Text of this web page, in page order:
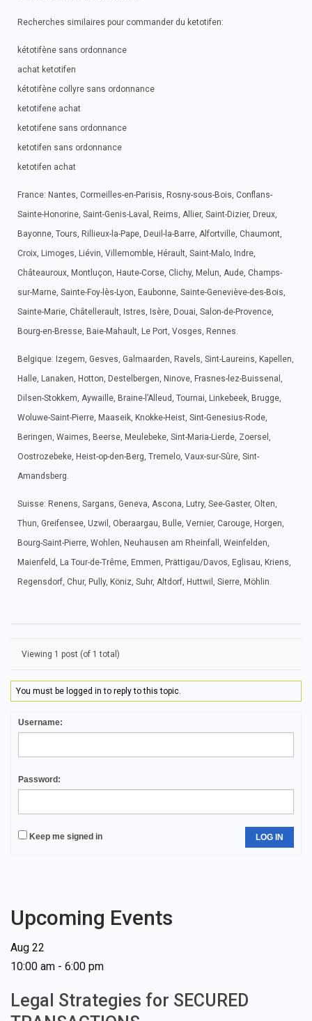
Recherches similaires pour commander du ketotifen:
kétotifène sans ordonnance
achat ketotifen
kétotifène collyre sans ordonnance
ketotifene achat
ketotifene sans ordonnance
ketotifen sans ordonnance
ketotifen achat
France: Nantes, Cormeilles-en-Parisis, Rosny-sous-Bois, Conflans-
Sainte-Honorine, Saint-Genis-Laval, Reims, Allier, Saint-Dizier, Dreux,
Bayonne, Tours, Rillieux-la-Pape, Deuil-la-Barre, Alfortville, Chaumont,
Croix, Limoges, Liévin, Villemomble, Hérault, Saint-Malo, Indre,
Châteauroux, Montluçon, Haute-Corse, Clichy, Melun, Aude, Champs-
sur-Marne, Sainte-Foy-lès-Lyon, Eaubonne, Sainte-Geneviève-des-Bois,
Sainte-Marie, Châtellerault, Istres, Isère, Douai, Salon-de-Provence,
Bourg-en-Bresse, Baie-Mahault, Le Port, Vosges, Rennes.
Belgique: Izegem, Gesves, Galmaarden, Ravels, Sint-Laureins, Kapellen,
Halle, Lanaken, Hotton, Destelbergen, Ninove, Frasnes-lez-Buissenal,
Dilsen-Stokkem, Aywaille, Braine-l’Alleud, Tournai, Linkebeek, Brugge,
Woluwe-Saint-Pierre, Maaseik, Knokke-Heist, Sint-Genesius-Rode,
Beringen, Waimes, Beerse, Meulebeke, Sint-Maria-Lierde, Zoersel,
Oostrozebeke, Heist-op-den-Berg, Tremelo, Vaux-sur-Sûre, Sint-
Amandsberg.
Suisse: Renens, Sargans, Geneva, Ascona, Lutry, See-Gaster, Olten,
Thun, Greifensee, Uzwil, Oberaargau, Bulle, Vernier, Carouge, Horgen,
Bourg-Saint-Pierre, Wohlen, Neuhausen am Rheinfall, Weinfelden,
Maienfeld, La Tour-de-Trême, Emmen, Prättigau/Davos, Eglisau, Kriens,
Regensdorf, Chur, Pully, Köniz, Suhr, Altdorf, Huttwil, Sierre, Möhlin.
Viewing 1 post (of 1 total)
You must be logged in to reply to this topic.
Username:
Password:
Keep me signed in LOG IN
Upcoming Events
Aug 22
10:00 am - 6:00 pm
Legal Strategies for SECURED